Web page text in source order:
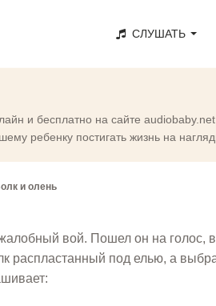
СЛУШАТЬ
и бесплатно на сайте
ребенку постигать жизнь на
и олень
вой. Пошел он на голос,
распластанный под елью, а